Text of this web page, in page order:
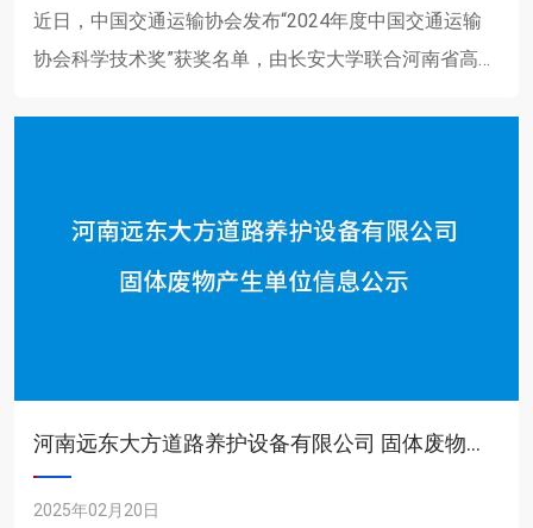
近日，中国交通运输协会发布“2024年度中国交通运输
协会科学技术奖”获奖名单，由长安大学联合河南省高远
河南远东大方道路养护设备有限公司 固体废物产生单位信息公示
2025年02月20日